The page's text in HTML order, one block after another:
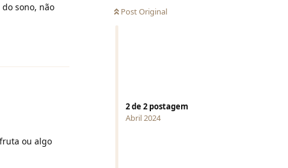
Post Original
2de 2 postagem
Abril 2024
sono, não
ou algo